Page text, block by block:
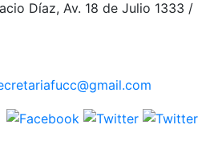
Díaz, Av. 18 de Julio 1333 /